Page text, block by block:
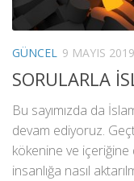
GÜNCEL 9 MAYIS 2019
SORULARLA
Bu sayımızda da
devam ediyoruz.
kökenine ve içeriğine
insanlığa nasıl